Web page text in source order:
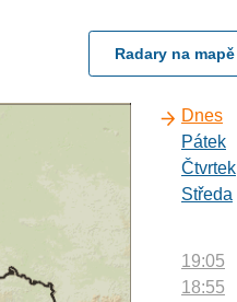
Radary na mapě
Dnes
Pátek
Čtvrtek
Středa
19:05
18:55